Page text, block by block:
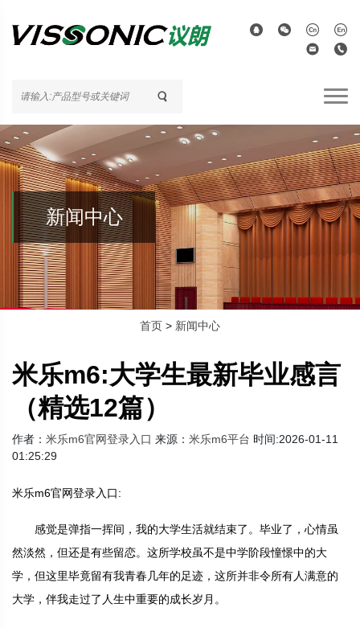
新闻中心
首页 > 新闻中心
米乐m6:大学生最新毕业感言
（精选12篇）
作者： 米乐m6官网登录入口 来源： 米乐m6平台 时间:2026-01-11
01:25:29
米乐m6官网登录入口:
感觉是弹指一挥间，我的大学生活就结束了。毕业了，心情虽
然淡然，但还是有些留恋。这所学校虽不是中学阶段憧憬中的大
学，但这里毕竟留有我青春几年的足迹，这所并非令所有人满意的
大学，伴我走过了人生中重要的成长岁月。